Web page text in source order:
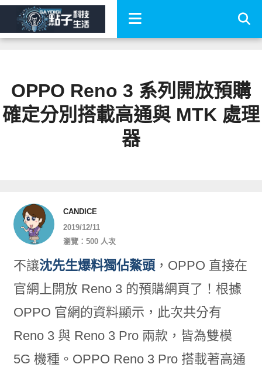
OPPO Reno 3 系列開放預購
確定分別搭載高通與 MTK 處理
器
CANDICE
2019/12/11
瀏覽：500 人次
不讓沈先生爆料獨佔鰲頭，OPPO 直接在
官網上開放 Reno 3 的預購網頁了！根據
OPPO 官網的資料顯示，此次共分有
Reno 3 與 Reno 3 Pro 兩款，皆為雙模
5G 機種。OPPO Reno 3 Pro 搭載著高通